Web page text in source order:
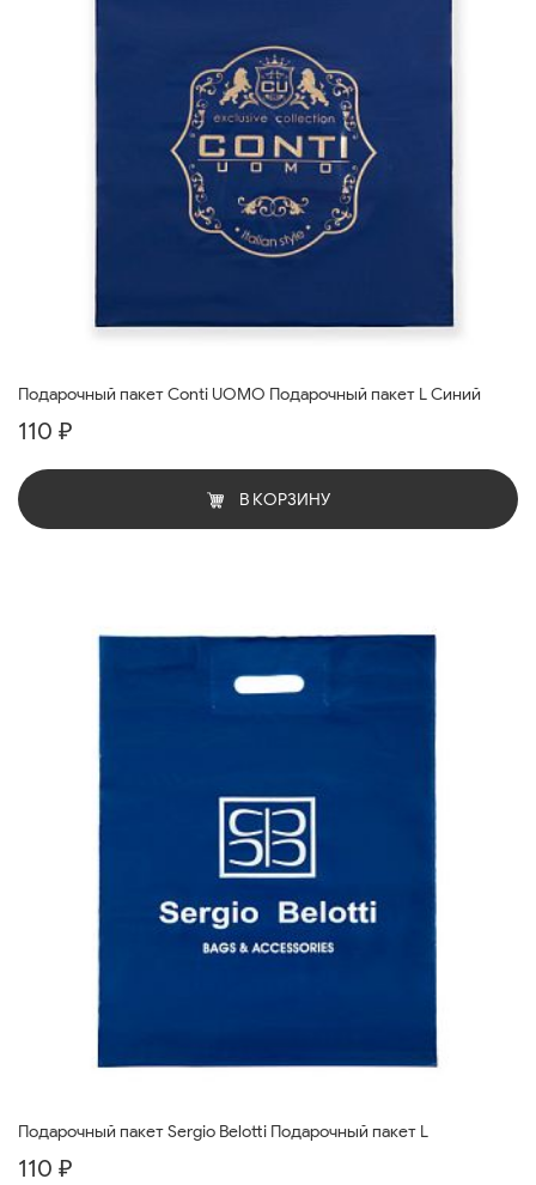
Подарочный пакет Conti UOMO Подарочный пакет L Синий
110 ₽
В КОРЗИНУ
Подарочный пакет Sergio Belotti Подарочный пакет L
110 ₽